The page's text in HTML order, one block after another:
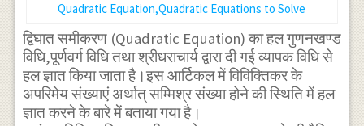
Quadratic Equation,Quadratic Equations to Solve
द्विघात समीकरण (Quadratic Equation) का हल गुणनखण्ड
विधि,पूर्णवर्ग विधि तथा श्रीधराचार्य द्वारा दी गई व्यापक विधि से
हल ज्ञात किया जाता है।इस आर्टिकल में विविक्तिकर के
अपरिमेय संख्याएं अर्थात् सम्मिश्र संख्या होने की स्थिति में हल
ज्ञात करने के बारे में बताया गया है।